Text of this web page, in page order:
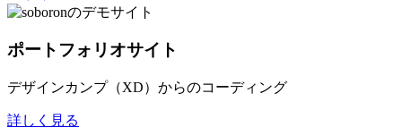
ポートフォリオサイト
デザインカンプ（XD）からのコーディング
詳しく見る